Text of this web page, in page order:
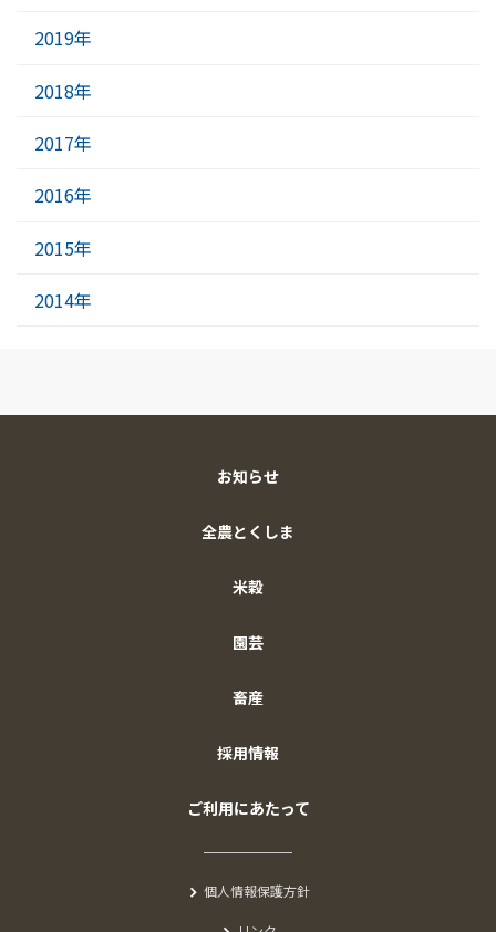
2019年
2018年
2017年
2016年
2015年
2014年
お知らせ
全農とくしま
米穀
園芸
畜産
採用情報
ご利用にあたって
個人情報保護方針